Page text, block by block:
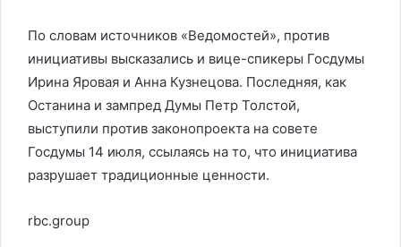
По словам источников «Ведомостей», против
инициативы высказались и вице-спикеры Госдумы
Ирина Яровая и Анна Кузнецова. Последняя, как
Останина и зампред Думы Петр Толстой,
выступили против законопроекта на совете
Госдумы 14 июля, ссылаясь на то, что инициатива
разрушает традиционные ценности.
rbc.group